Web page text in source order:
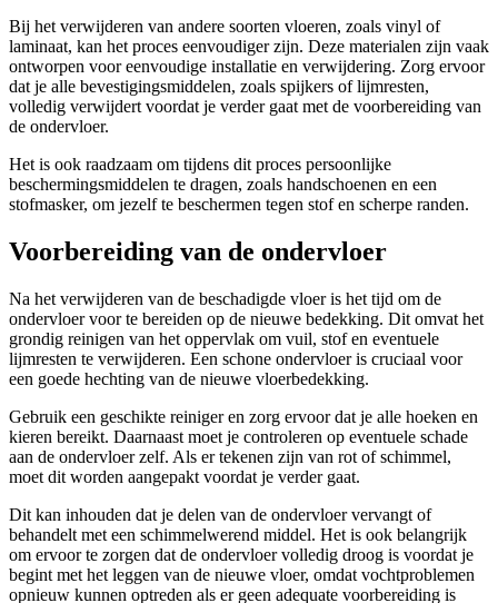
Bij het verwijderen van andere soorten vloeren, zoals vinyl of
laminaat, kan het proces eenvoudiger zijn. Deze materialen zijn vaak
ontworpen voor eenvoudige installatie en verwijdering. Zorg ervoor
dat je alle bevestigingsmiddelen, zoals spijkers of lijmresten,
volledig verwijdert voordat je verder gaat met de voorbereiding van
de ondervloer.
Het is ook raadzaam om tijdens dit proces persoonlijke
beschermingsmiddelen te dragen, zoals handschoenen en een
stofmasker, om jezelf te beschermen tegen stof en scherpe randen.
Voorbereiding van de ondervloer
Na het verwijderen van de beschadigde vloer is het tijd om de
ondervloer voor te bereiden op de nieuwe bedekking. Dit omvat het
grondig reinigen van het oppervlak om vuil, stof en eventuele
lijmresten te verwijderen. Een schone ondervloer is cruciaal voor
een goede hechting van de nieuwe vloerbedekking.
Gebruik een geschikte reiniger en zorg ervoor dat je alle hoeken en
kieren bereikt. Daarnaast moet je controleren op eventuele schade
aan de ondervloer zelf. Als er tekenen zijn van rot of schimmel,
moet dit worden aangepakt voordat je verder gaat.
Dit kan inhouden dat je delen van de ondervloer vervangt of
behandelt met een schimmelwerend middel. Het is ook belangrijk
om ervoor te zorgen dat de ondervloer volledig droog is voordat je
begint met het leggen van de nieuwe vloer, omdat vochtproblemen
opnieuw kunnen optreden als er geen adequate voorbereiding is